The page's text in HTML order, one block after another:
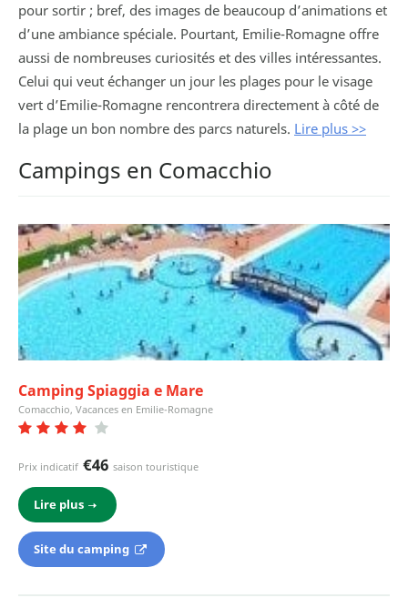
pour sortir ; bref, des images de beaucoup d’animations et
d’une ambiance spéciale. Pourtant, Emilie-Romagne offre
aussi de nombreuses curiosités et des villes intéressantes.
Celui qui veut échanger un jour les plages pour le visage
vert d’Emilie-Romagne rencontrera directement à côté de
la plage un bon nombre des parcs naturels. Lire plus >>
Campings en Comacchio
Camping Spiaggia e Mare
Comacchio, Vacances en Emilie-Romagne
Prix indicatif €46 saison touristique
Lire plus
Site du camping